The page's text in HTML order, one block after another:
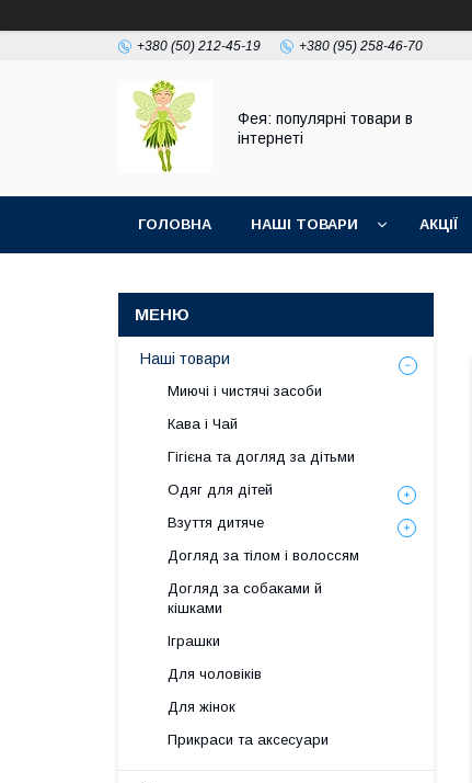
+380 (50) 212-45-19 +380 (95) 258-46-70
Фея: популярні товари в
інтернеті
ГОЛОВНА НАШІ ТОВАРИ АКЦІЇ
Наші товари
Миючі і чистячі засоби
Кава і Чай
Гігієна та догляд за дітьми
Одяг для дітей
Взуття дитяче
Догляд за тілом і волоссям
Догляд за собаками й
кішками
Іграшки
Для чоловіків
Для жінок
Прикраси та аксесуари